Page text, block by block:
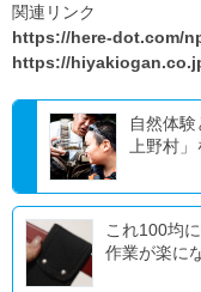
関連リンク
https://here-dot.com/
https://
自然体
上野村
これ100均
作業が楽に